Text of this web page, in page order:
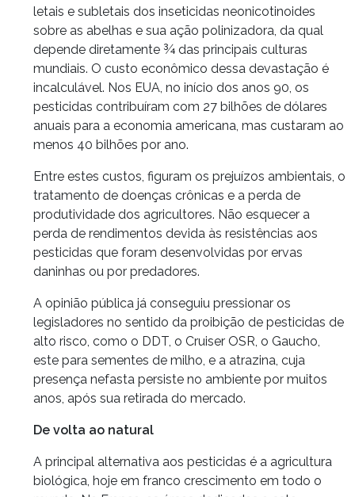
letais e subletais dos inseticidas neonicotinoides
sobre as abelhas e sua ação polinizadora, da qual
depende diretamente ¾ das principais culturas
mundiais. O custo econômico dessa devastação é
incalculável. Nos EUA, no início dos anos 90, os
pesticidas contribuíram com 27 bilhões de dólares
anuais para a economia americana, mas custaram ao
menos 40 bilhões por ano.
Entre estes custos, figuram os prejuízos ambientais, o
tratamento de doenças crônicas e a perda de
produtividade dos agricultores. Não esquecer a
perda de rendimentos devida às resistências aos
pesticidas que foram desenvolvidas por ervas
daninhas ou por predadores.
A opinião pública já conseguiu pressionar os
legisladores no sentido da proibição de pesticidas de
alto risco, como o DDT, o Cruiser OSR, o Gaucho,
este para sementes de milho, e a atrazina, cuja
presença nefasta persiste no ambiente por muitos
anos, após sua retirada do mercado.
De volta ao natural
A principal alternativa aos pesticidas é a agricultura
biológica, hoje em franco crescimento em todo o